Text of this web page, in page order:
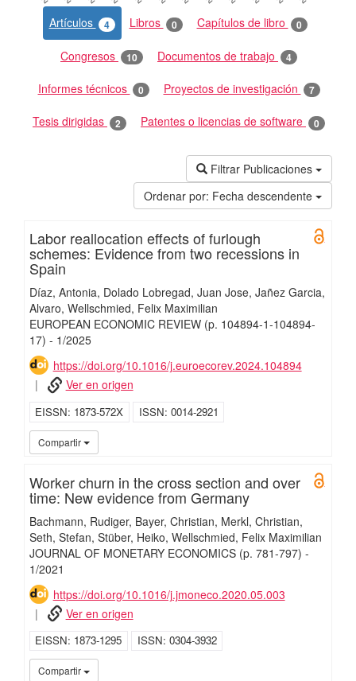
Artículos 4 Libros 0 Capítulos de libro 0
Congresos 10 Documentos de trabajo 4
Informes técnicos 0 Proyectos de investigación 7
Tesis dirigidas 2 Patentes o licencias de software 0
Filtrar Publicaciones
Ordenar por: Fecha descendente
Labor reallocation effects of furlough
schemes: Evidence from two recessions in
Spain
Díaz, Antonia Dolado Lobregad, Juan Jose Jañez Garcia,
Alvaro Wellschmied, Felix Maximilian
EUROPEAN ECONOMIC REVIEW (p. 104894-1-104894-
17) - 1/2025
https://doi.org/10.1016/j.euroecorev.2024.104894
Ver en origen
EISSN 1873-572X ISSN 0014-2921
Compartir
Worker churn in the cross section and over
time: New evidence from Germany
Bachmann, Rudiger Bayer, Christian Merkl, Christian
Seth, Stefan Stüber, Heiko Wellschmied, Felix Maximilian
JOURNAL OF MONETARY ECONOMICS (p. 781-797) -
1/2021
https://doi.org/10.1016/j.jmoneco.2020.05.003
Ver en origen
EISSN 1873-1295 ISSN 0304-3932
Compartir